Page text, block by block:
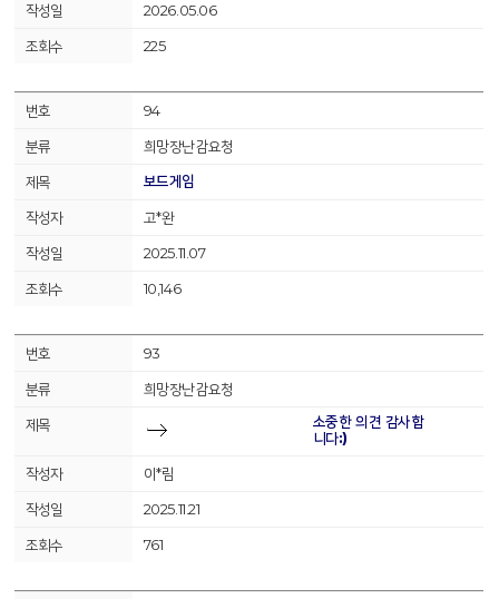
2026.05.06
225
94
희망장난감요청
보드게임
고*완
2025.11.07
10,146
93
희망장난감요청
소중한 의견 감사합
니다:)
이*림
2025.11.21
761